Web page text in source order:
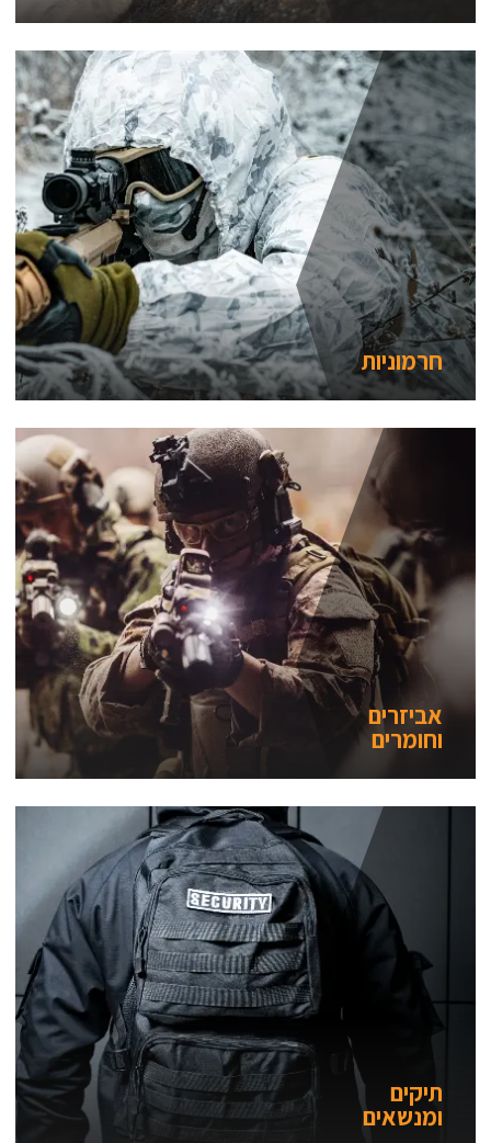
חרמוניות
אביזרים
וחומרים
תיקים
ומנשאים